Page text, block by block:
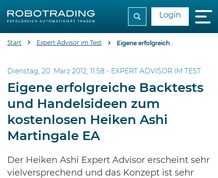
Login
Start Expert Advisor im Test Eigene erfolgreiche Backtests und Handelsideen zum kostenlosen Heiken Ashi Martingale EA
Dienstag, 20. März 2012, 11:58 - EXPERT ADVISOR IM TEST
Eigene erfolgreiche Backtests
und Handelsideen zum
kostenlosen Heiken Ashi
Martingale EA
Der Heiken Ashi Expert Advisor erscheint sehr
vielversprechend und das Konzept ist sehr